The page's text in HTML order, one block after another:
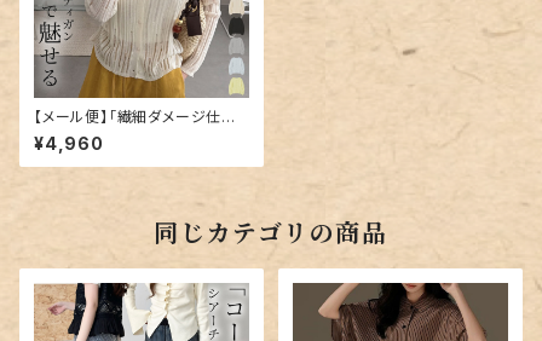
【メール便】「繊細ダメージ仕様」
カーディガン シアー サマーニッ
ト トップス レディース／tops2
424
¥4,960
同じカテゴリの商品